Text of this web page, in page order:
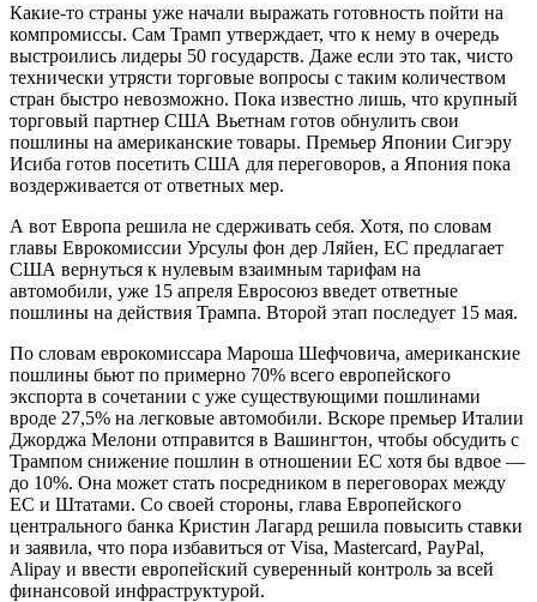
Какие-то страны уже начали выражать готовность пойти на
компромиссы. Сам Трамп утверждает, что к нему в очередь
выстроились лидеры 50 государств. Даже если это так, чисто
технически утрясти торговые вопросы с таким количеством
стран быстро невозможно. Пока известно лишь, что крупный
торговый партнер США Вьетнам готов обнулить свои
пошлины на американские товары. Премьер Японии Сигэру
Исиба готов посетить США для переговоров, а Япония пока
воздерживается от ответных мер.
А вот Европа решила не сдерживать себя. Хотя, по словам
главы Еврокомиссии Урсулы фон дер Ляйен, ЕС предлагает
США вернуться к нулевым взаимным тарифам на
автомобили, уже 15 апреля Евросоюз введет ответные
пошлины на действия Трампа. Второй этап последует 15 мая.
По словам еврокомиссара Мароша Шефчовича, американские
пошлины бьют по примерно 70% всего европейского
экспорта в сочетании с уже существующими пошлинами
вроде 27,5% на легковые автомобили. Вскоре премьер Италии
Джорджа Мелони отправится в Вашингтон, чтобы обсудить с
Трампом снижение пошлин в отношении ЕС хотя бы вдвое —
до 10%. Она может стать посредником в переговорах между
ЕС и Штатами. Со своей стороны, глава Европейского
центрального банка Кристин Лагард решила повысить ставки
и заявила, что пора избавиться от Visa, Mastercard, PayPal,
Alipay и ввести европейский суверенный контроль за всей
финансовой инфраструктурой.